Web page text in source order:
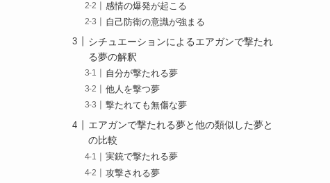
感情の爆発が起こる
自己防衛の意識が強まる
シチュエーションによるエアガンで撃たれ
る夢の解釈
自分が撃たれる夢
他人を撃つ夢
撃たれても無傷な夢
エアガンで撃たれる夢と他の類似した夢と
の比較
実銃で撃たれる夢
攻撃される夢